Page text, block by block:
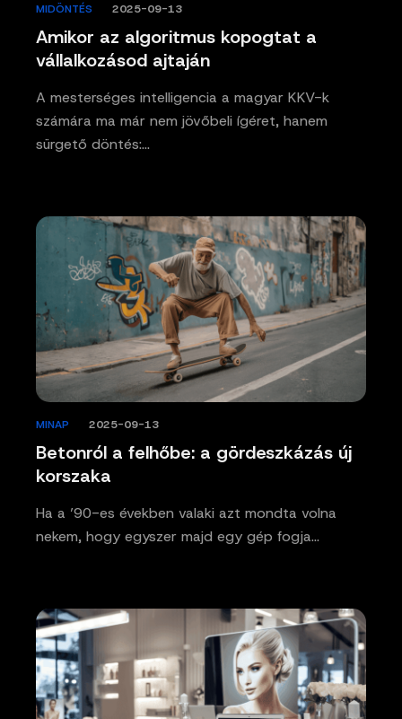
Amikor az algoritmus kopogtat a
vállalkozásod ajtaján
MIDÖNTÉS 2025-09-13
A mesterséges intelligencia a magyar KKV-k
számára ma már nem jövőbeli ígéret, hanem
sürgető döntés:…
Betonról a felhőbe: a gördeszkázás új
korszaka
MINAP 2025-09-13
Ha a ’90-es években valaki azt mondta volna
nekem, hogy egyszer majd egy gép fogja…